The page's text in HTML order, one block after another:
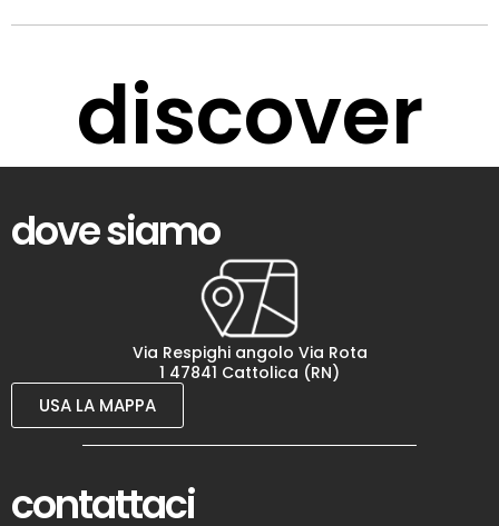
discover
dove siamo
Via Respighi angolo Via Rota
1 47841 Cattolica (RN)
USA LA MAPPA
contattaci